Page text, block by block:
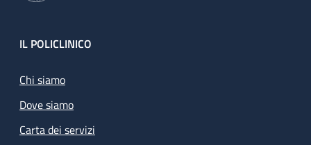
Footer
IL POLICLINICO
Chi siamo
Dove siamo
Carta dei servizi